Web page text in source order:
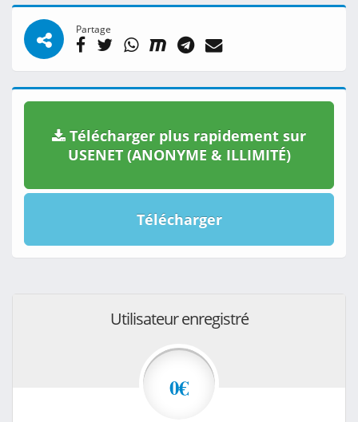
Partage
Télécharger plus rapidement sur
USENET (ANONYME & ILLIMITÉ)
Télécharger
Utilisateur enregistré
0€